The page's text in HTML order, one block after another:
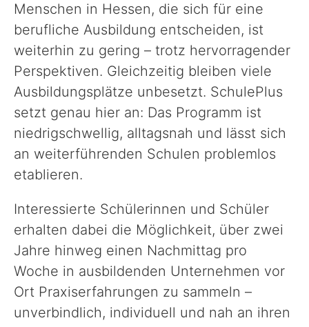
Menschen in Hessen, die sich für eine
berufliche Ausbildung entscheiden, ist
weiterhin zu gering – trotz hervorragender
Perspektiven. Gleichzeitig bleiben viele
Ausbildungsplätze unbesetzt. SchulePlus
setzt genau hier an: Das Programm ist
niedrigschwellig, alltagsnah und lässt sich
an weiterführenden Schulen problemlos
etablieren.
Interessierte Schülerinnen und Schüler
erhalten dabei die Möglichkeit, über zwei
Jahre hinweg einen Nachmittag pro
Woche in ausbildenden Unternehmen vor
Ort Praxiserfahrungen zu sammeln –
unverbindlich, individuell und nah an ihren